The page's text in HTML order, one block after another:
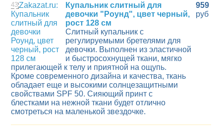
43
Купальник слитный для
девочки "Роунд", цвет черный,
рост 128 см
Слитный купальник с
регулируемыми бретелями для
девочки. Выполнен из эластичной
и быстросохнущей ткани, мягко
прилегающей к телу и приятной на ощупь.
Кроме современного дизайна и качества, ткань
обладает еще и высокими солнцезащитными
свойствами SPF 50. Сияющий принт с
блестками на нежной ткани будет отлично
смотреться на маленькой звездочке.
959
руб